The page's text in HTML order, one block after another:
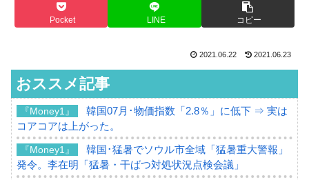
Pocket LINE コピー
2021.06.22 2021.06.23
おススメ記事
『Money1』
韓国07月･物価指数「2.8％」に低下 ⇒ 実は
コアコアは上がった。
『Money1』
韓国･猛暑でソウル市全域「猛暑重大警報」
発令。李在明「猛暑・干ばつ対処状況点検会議」